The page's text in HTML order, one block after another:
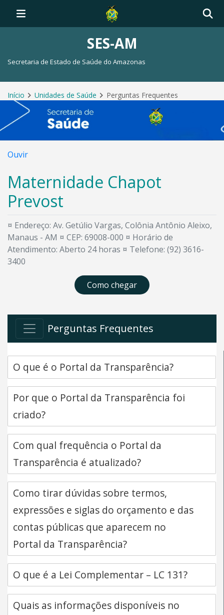
SES-AM
Secretaria de Estado de Saúde do Amazonas
Início Unidades de Saúde Perguntas Frequentes
Ouvir
Maternidade Chapot
Prevost
¤ Endereço: Av. Getúlio Vargas, Colônia Antônio Aleixo,
Manaus - AM ¤ CEP: 69008-000 ¤ Horário de
Atendimento: Aberto 24 horas ¤ Telefone: (92) 3616-
3400
Como chegar
Perguntas Frequentes
O que é o Portal da Transparência?
Por que o Portal da Transparência foi
criado?
Com qual frequência o Portal da
Transparência é atualizado?
Como tirar dúvidas sobre termos,
expressões e siglas do orçamento e das
contas públicas que aparecem no
Portal da Transparência?
O que é a Lei Complementar – LC 131?
Quais as informações disponíveis no